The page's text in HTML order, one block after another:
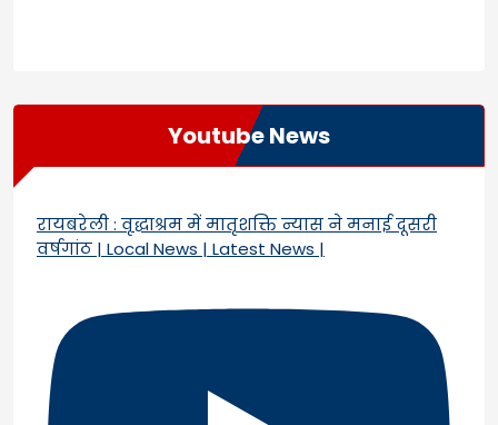
Youtube News
रायबरेली : वृद्धाश्रम में मातृशक्ति न्यास ने मनाई दूसरी
वर्षगांठ | Local News | Latest News |